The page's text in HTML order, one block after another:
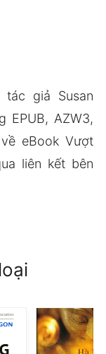
tác giả Susan
EPUB, AZW3,
eBook Vượt
liên kết bên